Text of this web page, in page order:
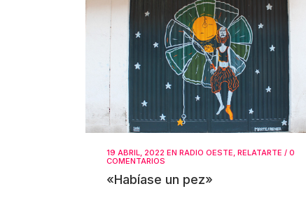
19 ABRIL, 2022 EN RADIO OESTE, RELATARTE / 0
COMENTARIOS
«Habíase un pez»